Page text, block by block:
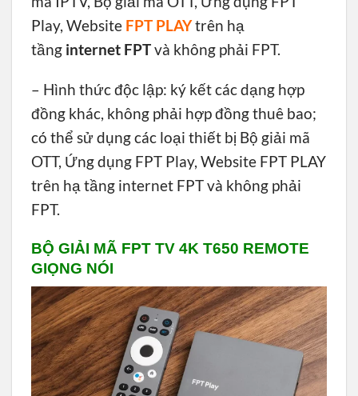
Play, Website FPT PLAYtrên hạ
tầng internet FPTvà không phải FPT.
– Hình thức độc lập: ký kết các dạng hợp
đồng khác, không phải hợp đồng thuê bao;
có thể sử dụng các loại thiết bị Bộ giải mã
OTT, Ứng dụng FPT Play, Website FPT PLAY
trên hạ tầng internet FPT và không phải
FPT.
BỘ GIẢI MÃ FPT TV 4K T650 REMOTE
GIỌNG NÓI